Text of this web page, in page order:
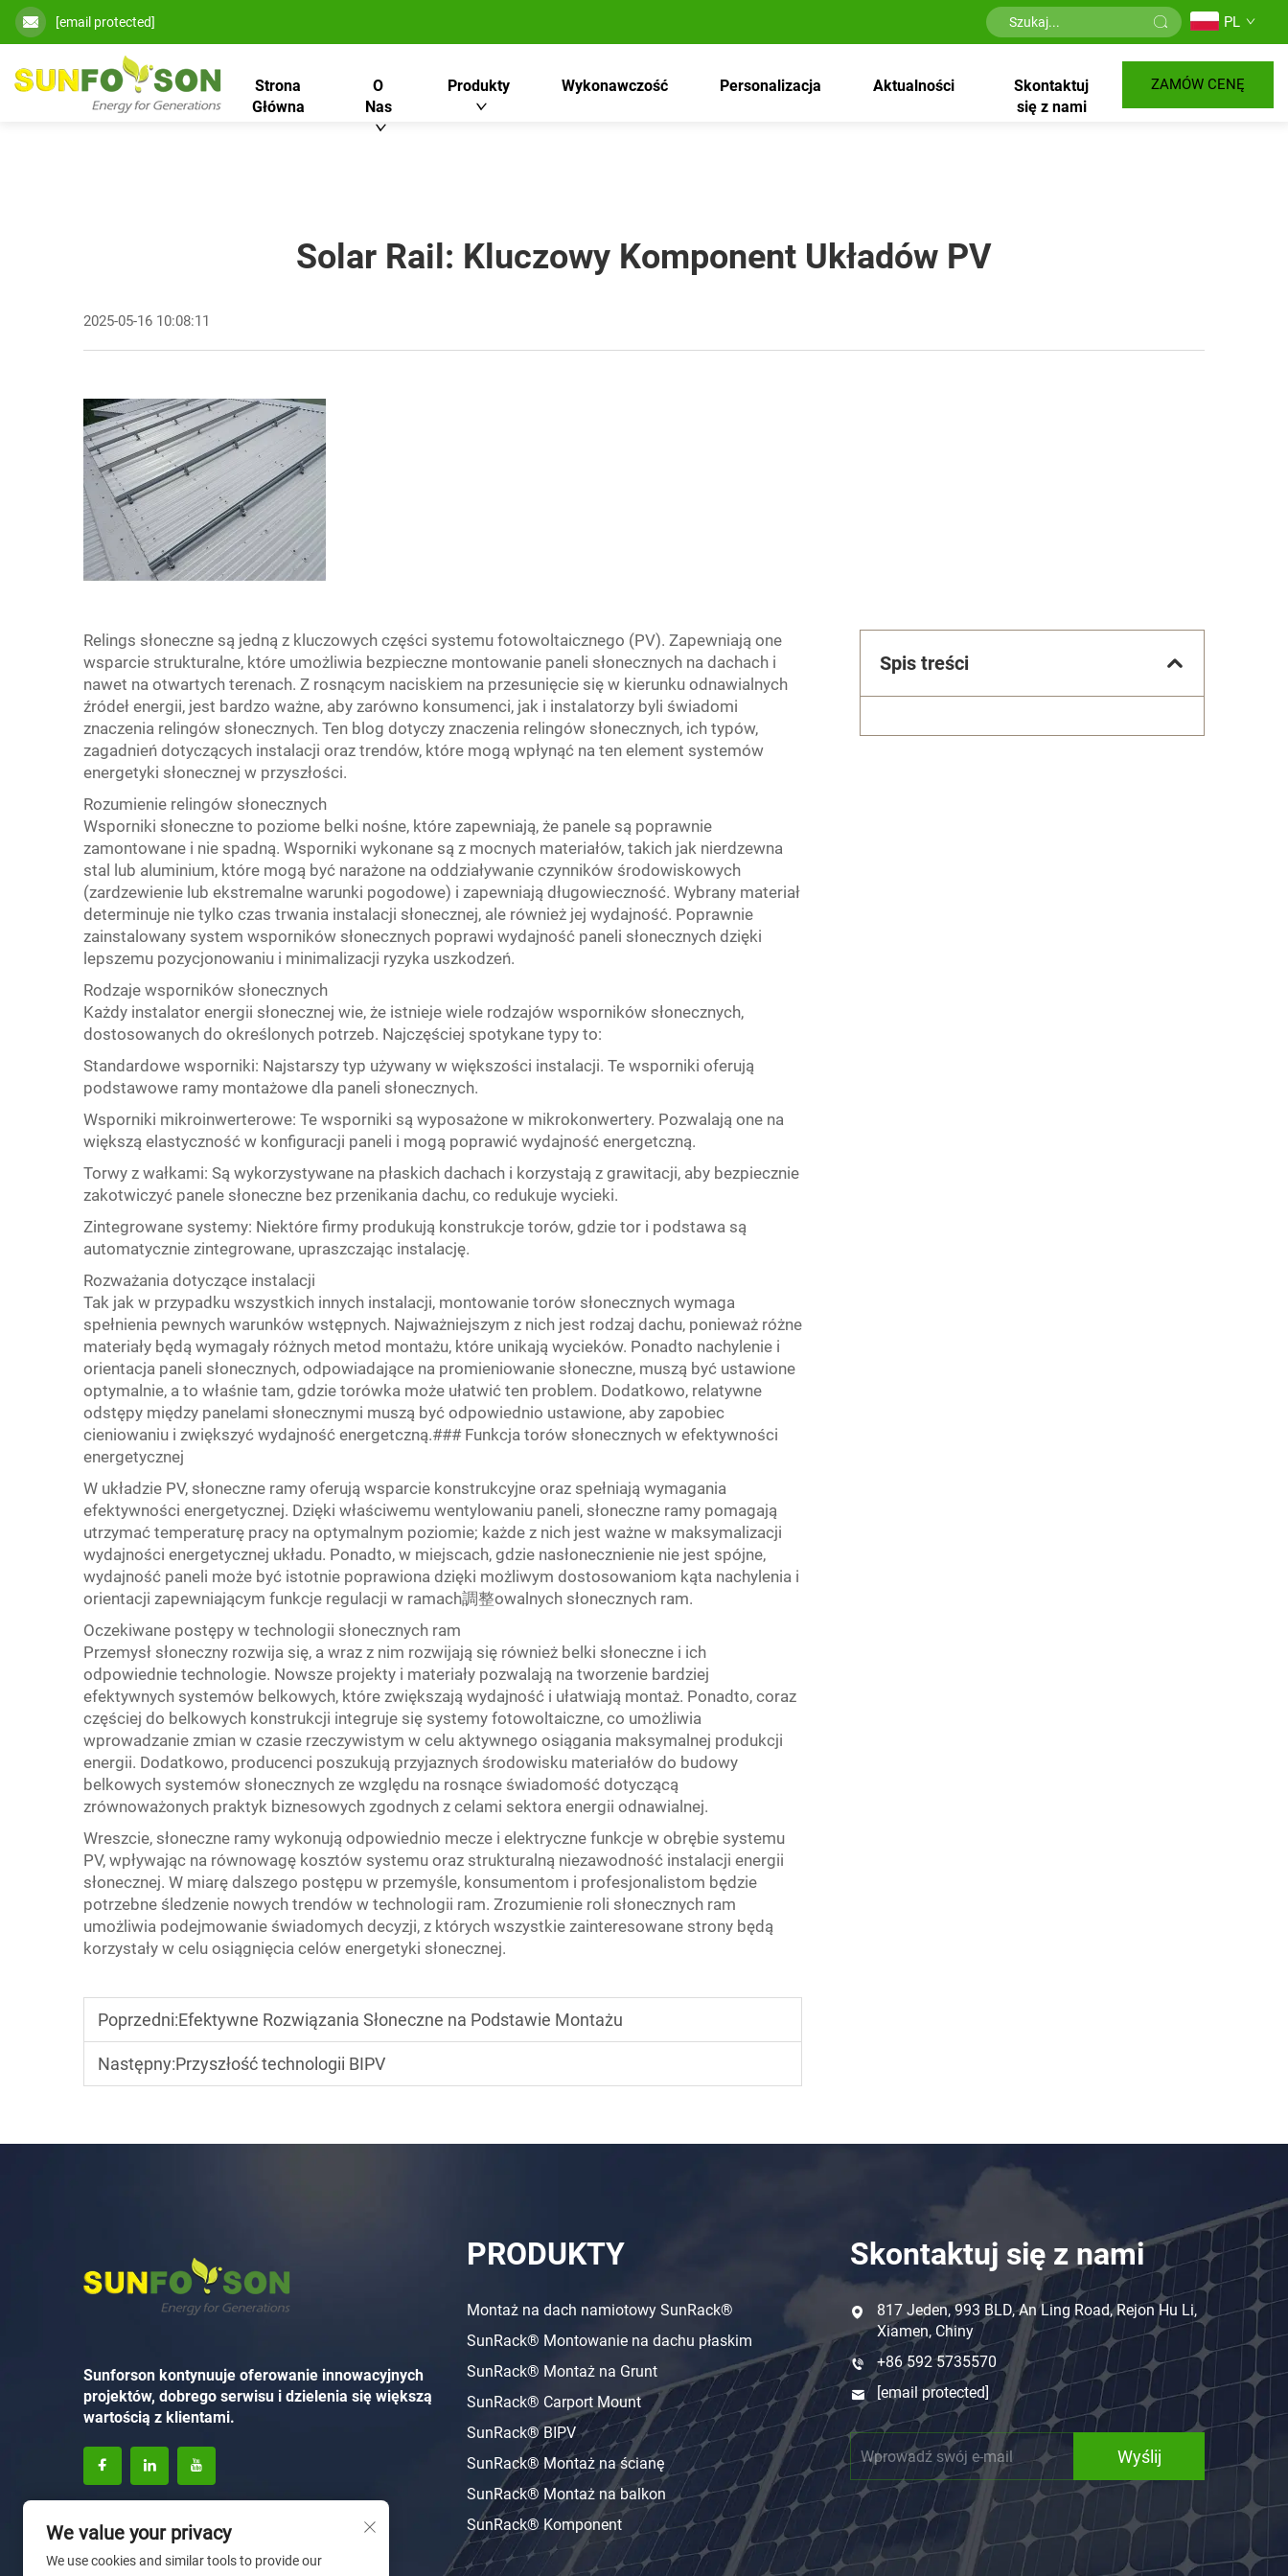
[email protected] PL
Strona
Główna
O
Nas
Produkty Wykonawczość Personalizacja Aktualności
Skontaktuj
się z nami
ZAMÓW CENĘ
Solar Rail: Kluczowy Komponent Układów PV
2025-05-16 10:08:11
Relings słoneczne są jedną z kluczowych części systemu fotowoltaicznego (PV). Zapewniają one
wsparcie strukturalne, które umożliwia bezpieczne montowanie paneli słonecznych na dachach i
nawet na otwartych terenach. Z rosnącym naciskiem na przesunięcie się w kierunku odnawialnych
źródeł energii, jest bardzo ważne, aby zarówno konsumenci, jak i instalatorzy byli świadomi
znaczenia relingów słonecznych. Ten blog dotyczy znaczenia relingów słonecznych, ich typów,
zagadnień dotyczących instalacji oraz trendów, które mogą wpłynąć na ten element systemów
energetyki słonecznej w przyszłości.
Rozumienie relingów słonecznych
Wsporniki słoneczne to poziome belki nośne, które zapewniają, że panele są poprawnie
zamontowane i nie spadną. Wsporniki wykonane są z mocnych materiałów, takich jak nierdzewna
stal lub aluminium, które mogą być narażone na oddziaływanie czynników środowiskowych
(zardzewienie lub ekstremalne warunki pogodowe) i zapewniają długowieczność. Wybrany materiał
determinuje nie tylko czas trwania instalacji słonecznej, ale również jej wydajność. Poprawnie
zainstalowany system wsporników słonecznych poprawi wydajność paneli słonecznych dzięki
lepszemu pozycjonowaniu i minimalizacji ryzyka uszkodzeń.
Rodzaje wsporników słonecznych
Każdy instalator energii słonecznej wie, że istnieje wiele rodzajów wsporników słonecznych,
dostosowanych do określonych potrzeb. Najczęściej spotykane typy to:
Standardowe wsporniki: Najstarszy typ używany w większości instalacji. Te wsporniki oferują
podstawowe ramy montażowe dla paneli słonecznych.
Wsporniki mikroinwerterowe: Te wsporniki są wyposażone w mikrokonwertery. Pozwalają one na
większą elastyczność w konfiguracji paneli i mogą poprawić wydajność energetczną.
Torwy z wałkami: Są wykorzystywane na płaskich dachach i korzystają z grawitacji, aby bezpiecznie
zakotwiczyć panele słoneczne bez przenikania dachu, co redukuje wycieki.
Zintegrowane systemy: Niektóre firmy produkują konstrukcje torów, gdzie tor i podstawa są
automatycznie zintegrowane, upraszczając instalację.
Rozważania dotyczące instalacji
Tak jak w przypadku wszystkich innych instalacji, montowanie torów słonecznych wymaga
spełnienia pewnych warunków wstępnych. Najważniejszym z nich jest rodzaj dachu, ponieważ różne
materiały będą wymagały różnych metod montażu, które unikają wycieków. Ponadto nachylenie i
orientacja paneli słonecznych, odpowiadające na promieniowanie słoneczne, muszą być ustawione
optymalnie, a to właśnie tam, gdzie torówka może ułatwić ten problem. Dodatkowo, relatywne
odstępy między panelami słonecznymi muszą być odpowiednio ustawione, aby zapobiec
cieniowaniu i zwiększyć wydajność energetczną.### Funkcja torów słonecznych w efektywności
energetycznej
W układzie PV, słoneczne ramy oferują wsparcie konstrukcyjne oraz spełniają wymagania
efektywności energetycznej. Dzięki właściwemu wentylowaniu paneli, słoneczne ramy pomagają
utrzymać temperaturę pracy na optymalnym poziomie; każde z nich jest ważne w maksymalizacji
wydajności energetycznej układu. Ponadto, w miejscach, gdzie nasłonecznienie nie jest spójne,
wydajność paneli może być istotnie poprawiona dzięki możliwym dostosowaniom kąta nachylenia i
orientacji zapewniającym funkcje regulacji w ramach調整owalnych słonecznych ram.
Oczekiwane postępy w technologii słonecznych ram
Przemysł słoneczny rozwija się, a wraz z nim rozwijają się również belki słoneczne i ich
odpowiednie technologie. Nowsze projekty i materiały pozwalają na tworzenie bardziej
efektywnych systemów belkowych, które zwiększają wydajność i ułatwiają montaż. Ponadto, coraz
częściej do belkowych konstrukcji integruje się systemy fotowoltaiczne, co umożliwia
wprowadzanie zmian w czasie rzeczywistym w celu aktywnego osiągania maksymalnej produkcji
energii. Dodatkowo, producenci poszukują przyjaznych środowisku materiałów do budowy
belkowych systemów słonecznych ze względu na rosnące świadomość dotyczącą
zrównoważonych praktyk biznesowych zgodnych z celami sektora energii odnawialnej.
Wreszcie, słoneczne ramy wykonują odpowiednio mecze i elektryczne funkcje w obrębie systemu
PV, wpływając na równowagę kosztów systemu oraz strukturalną niezawodność instalacji energii
słonecznej. W miarę dalszego postępu w przemyśle, konsumentom i profesjonalistom będzie
potrzebne śledzenie nowych trendów w technologii ram. Zrozumienie roli słonecznych ram
umożliwia podejmowanie świadomych decyzji, z których wszystkie zainteresowane strony będą
korzystały w celu osiągnięcia celów energetyki słonecznej.
Poprzedni:Efektywne Rozwiązania Słoneczne na Podstawie Montażu
Następny:Przyszłość technologii BIPV
Spis treści
Sunforson kontynuuje oferowanie innowacyjnych
projektów, dobrego serwisu i dzielenia się większą
wartością z klientami.
PRODUKTY
Montaż na dach namiotowy SunRack®
SunRack® Montowanie na dachu płaskim
SunRack® Montaż na Grunt
SunRack® Carport Mount
SunRack® BIPV
SunRack® Montaż na ścianę
SunRack® Montaż na balkon
SunRack® Komponent
Skontaktuj się z nami
817 Jeden, 993 BLD, An Ling Road, Rejon Hu Li,
Xiamen, Chiny
+86 592 5735570
[email protected]
Wyślij
We value your privacy
We use cookies and similar tools to provide our